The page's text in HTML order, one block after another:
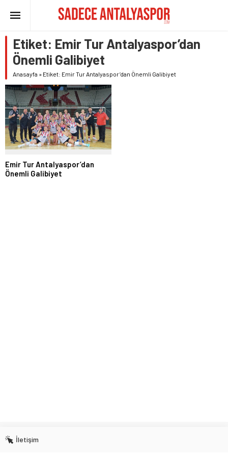
Etiket: Emir Tur Antalyaspor’dan
Önemli Galibiyet
Anasayfa » Etiket: Emir Tur Antalyaspor’dan Önemli Galibiyet
Emir Tur Antalyaspor’dan
Önemli Galibiyet
İletişim